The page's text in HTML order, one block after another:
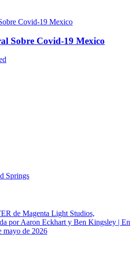
Sobre Covid-19 Mexico
de Magenta Light Studios,
por Aaron Eckhart y Ben Kingsley | En
mayo de 2026